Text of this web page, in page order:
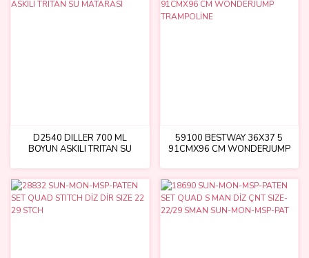
D2540 DILLER 700 ML
BOYUN ASKILI TRITAN SU
59100 BESTWAY 36X37 5
91CMX96 CM WONDERJUMP